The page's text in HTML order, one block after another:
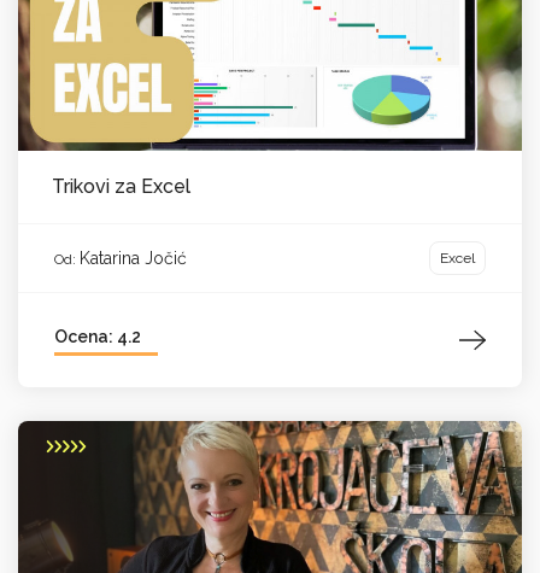
Trikovi za Excel
Od: Katarina Jočić Excel
Ocena: 4.2